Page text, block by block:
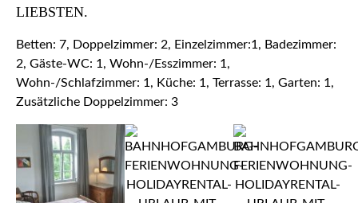
IEBSTEN.
Betten: 7, Doppelzimmer: 2, Einzelzimmer:1, Badezimmer:
2, Gäste-WC: 1, Wohn-/Esszimmer: 1,
Wohn-/Schlafzimmer: 1, Küche: 1, Terrasse: 1, Garten: 1,
Zusätzliche Doppelzimmer: 3